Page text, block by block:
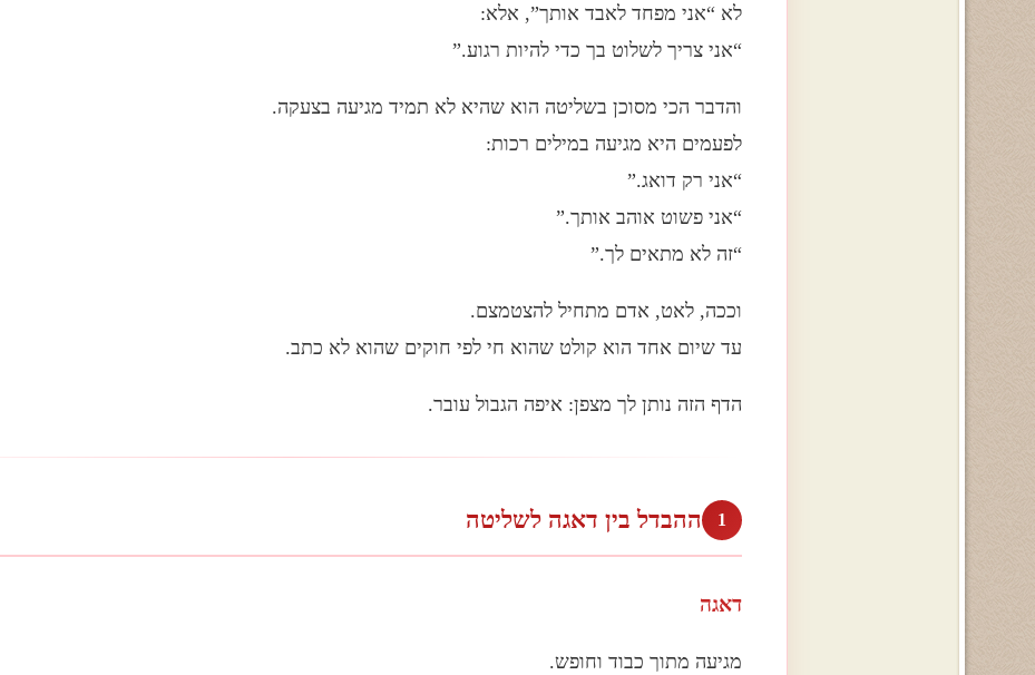
לא “אני מפחד לאבד אותך”, אלא:
“אני צריך לשלוט בך כדי להיות רגוע.”
והדבר הכי מסוכן בשליטה הוא שהיא לא תמיד מגיעה בצעקה.
לפעמים היא מגיעה במילים רכות:
“אני רק דואג.”
“אני פשוט אוהב אותך.”
“זה לא מתאים לך.”
וככה, לאט, אדם מתחיל להצטמצם.
עד שיום אחד הוא קולט שהוא חי לפי חוקים שהוא לא כתב.
הדף הזה נותן לך מצפן: איפה הגבול עובר.
1 ההבדל בין דאגה לשליטה
דאגה
מגיעה מתוך כבוד וחופש.